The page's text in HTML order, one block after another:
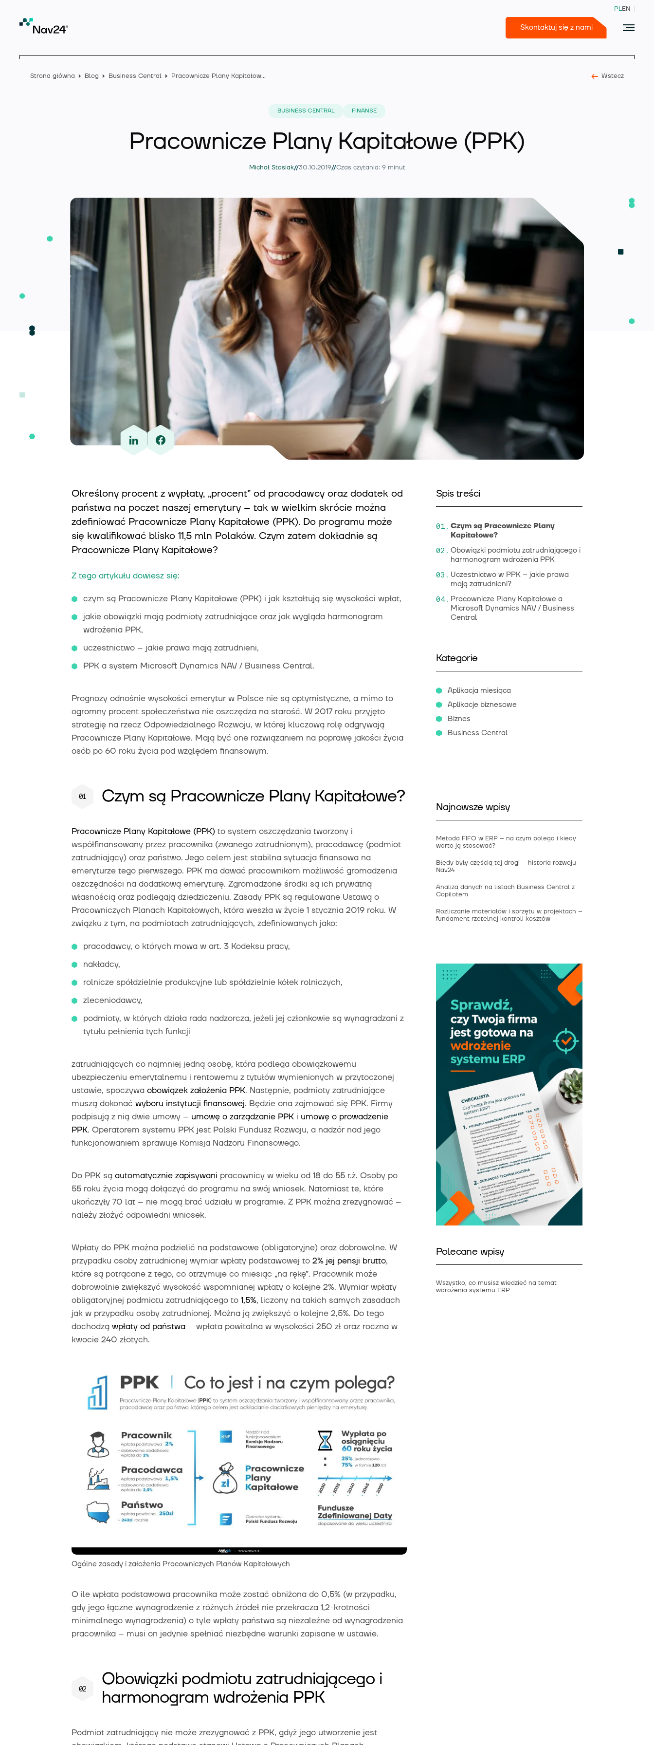
PLEN
Skontaktuj się z nami
Rozszerzenia
Kontakt
Strona główna Blog Business Central Pracownicze Plany Kapitałowe (PPK) Wstecz
BUSINESS CENTRAL FINANSE
Pracownicze Plany Kapitałowe (PPK)
Michał Stasiak//30.10.2019//Czas czytania: 9 minut
Określony procent z wypłaty, „procent” od pracodawcy oraz dodatek od
państwa na poczet naszej emerytury – tak w wielkim skrócie można
zdefiniować Pracownicze Plany Kapitałowe (PPK). Do programu może
się kwalifikować blisko 11,5 mln Polaków. Czym zatem dokładnie są
Pracownicze Plany Kapitałowe?
Z tego artykułu dowiesz się:
czym są Pracownicze Plany Kapitałowe (PPK) i jak kształtują się wysokości wpłat,
jakie obowiązki mają podmioty zatrudniające oraz jak wygląda harmonogram
wdrożenia PPK,
uczestnictwo – jakie prawa mają zatrudnieni,
PPK a system Microsoft Dynamics NAV / Business Central.
Prognozy odnośnie wysokości emerytur w Polsce nie są optymistyczne, a mimo to
ogromny procent społeczeństwa nie oszczędza na starość. W 2017 roku przyjęto
strategię na rzecz Odpowiedzialnego Rozwoju, w której kluczową rolę odgrywają
Pracownicze Plany Kapitałowe. Mają być one rozwiązaniem na poprawę jakości życia
osób po 60 roku życia pod względem finansowym.
Czym są Pracownicze Plany Kapitałowe?
Pracownicze Plany Kapitałowe (PPK) to system oszczędzania tworzony i
współfinansowany przez pracownika (zwanego zatrudnionym), pracodawcę (podmiot
zatrudniający) oraz państwo. Jego celem jest stabilna sytuacja finansowa na
emeryturze tego pierwszego. PPK ma dawać pracownikom możliwość gromadzenia
oszczędności na dodatkową emeryturę. Zgromadzone środki są ich prywatną
własnością oraz podlegają dziedziczeniu. Zasady PPK są regulowane Ustawą o
Pracowniczych Planach Kapitałowych, która weszła w życie 1 stycznia 2019 roku. W
związku z tym, na podmiotach zatrudniających, zdefiniowanych jako:
pracodawcy, o których mowa w art. 3 Kodeksu pracy,
nakładcy,
rolnicze spółdzielnie produkcyjne lub spółdzielnie kółek rolniczych,
zleceniodawcy,
podmioty, w których działa rada nadzorcza, jeżeli jej członkowie są wynagradzani z
tytułu pełnienia tych funkcji
zatrudniających co najmniej jedną osobę, która podlega obowiązkowemu
ubezpieczeniu emerytalnemu i rentowemu z tytułów wymienionych w przytoczonej
ustawie, spoczywa obowiązek założenia PPK. Następnie, podmioty zatrudniające
muszą dokonać wyboru instytucji finansowej. Będzie ona zajmować się PPK. Firmy
podpisują z nią dwie umowy – umowę o zarządzanie PPK i umowę o prowadzenie
PPK. Operatorem systemu PPK jest Polski Fundusz Rozwoju, a nadzór nad jego
funkcjonowaniem sprawuje Komisja Nadzoru Finansowego.
Do PPK są automatycznie zapisywani pracownicy w wieku od 18 do 55 r.ż. Osoby po
55 roku życia mogą dołączyć do programu na swój wniosek. Natomiast te, które
ukończyły 70 lat – nie mogą brać udziału w programie. Z PPK można zrezygnować –
należy złożyć odpowiedni wniosek.
Wpłaty do PPK można podzielić na podstawowe (obligatoryjne) oraz dobrowolne. W
przypadku osoby zatrudnionej wymiar wpłaty podstawowej to 2% jej pensji brutto,
które są potrącane z tego, co otrzymuje co miesiąc „na rękę”. Pracownik może
dobrowolnie zwiększyć wysokość wspomnianej wpłaty o kolejne 2%. Wymiar wpłaty
obligatoryjnej podmiotu zatrudniającego to 1,5%, liczony na takich samych zasadach
jak w przypadku osoby zatrudnionej. Można ją zwiększyć o kolejne 2,5%. Do tego
dochodzą wpłaty od państwa – wpłata powitalna w wysokości 250 zł oraz roczna w
kwocie 240 złotych.
Ogólne zasady i założenia Pracowniczych Planów Kapitałowych
O ile wpłata podstawowa pracownika może zostać obniżona do 0,5% (w przypadku,
gdy jego łączne wynagrodzenie z różnych źródeł nie przekracza 1,2-krotności
minimalnego wynagrodzenia) o tyle wpłaty państwa są niezależne od wynagrodzenia
pracownika – musi on jedynie spełniać niezbędne warunki zapisane w ustawie.
Obowiązki podmiotu zatrudniającego i
harmonogram wdrożenia PPK
Podmiot zatrudniający nie może zrezygnować z PPK, gdyż jego utworzenie jest
Spis treści
Czym są Pracownicze Plany
Kapitałowe?
Obowiązki podmiotu zatrudniającego i
harmonogram wdrożenia PPK
Uczestnictwo w PPK – jakie prawa
mają zatrudnieni?
Pracownicze Plany Kapitałowe a
Microsoft Dynamics NAV / Business
Central
Kategorie
Aplikacja miesiąca
Aplikacje biznesowe
Biznes
Business Central
Najnowsze wpisy
Metoda FIFO w ERP – na czym polega i kiedy
warto ją stosować?
Błędy były częścią tej drogi – historia rozwoju
Nav24
Analiza danych na listach Business Central z
Copilotem
Rozliczanie materiałów i sprzętu w projektach –
fundament rzetelnej kontroli kosztów
Polecane wpisy
Wszystko, co musisz wiedzieć na temat
wdrożenia systemu ERP